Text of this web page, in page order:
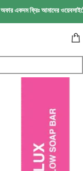
অফার একদম ফ্রিঃ আমাদের